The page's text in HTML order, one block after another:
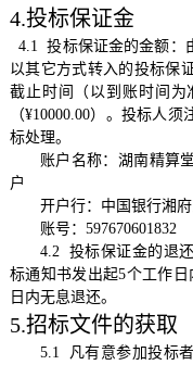
4.投标保证金
4.1 投标保证金的金额：
以其它方式转入的投标保
截止时间（以到账时间
（¥10000.00）。投标人
标处理。
账户名称： 湖南精算
户
开户行： 中国银行湘
账号： 597670601832
4.2 投标保证金的退
标通知书发出起5个工作日
日内无息退还。
5.招标文件的获取
5.1 凡有意参加投标